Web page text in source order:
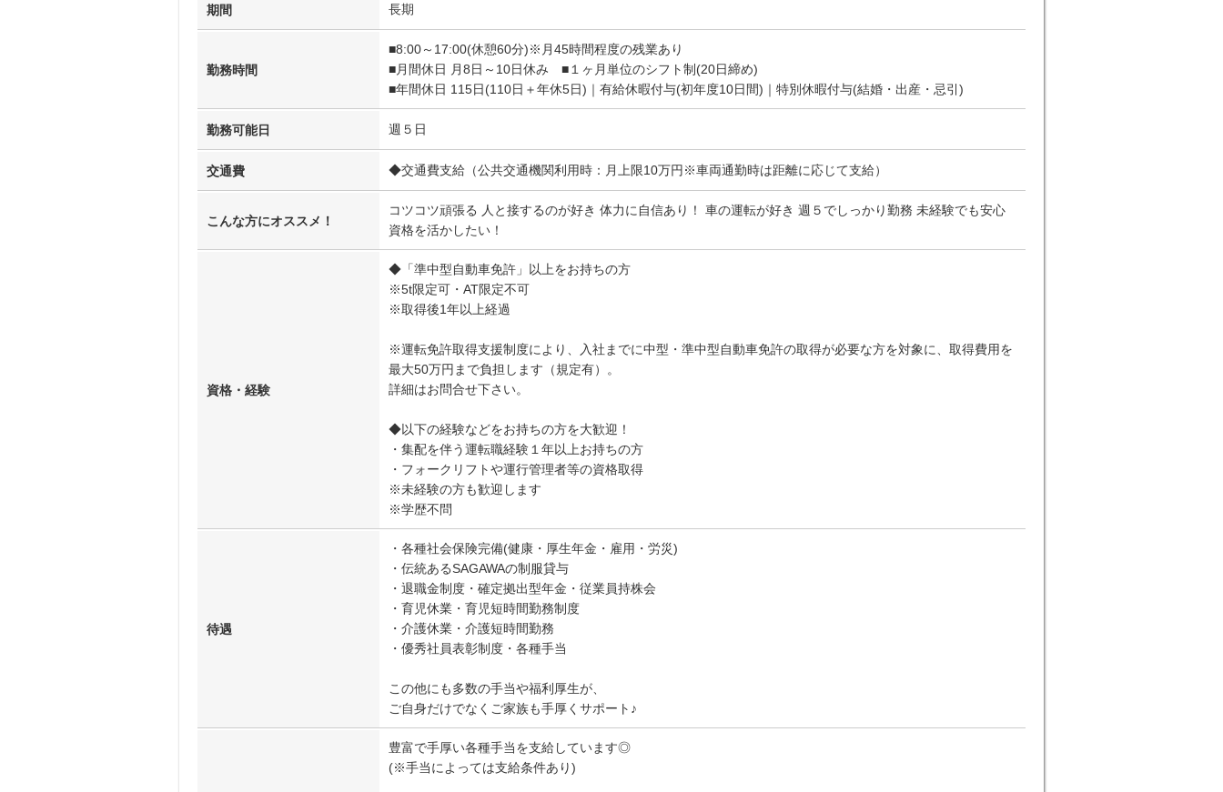
期間 長期
勤務時間
■8:00～17:00(休憩60分)※月45時間程度の残業あり
■月間休日 月8日～10日休み ■１ヶ月単位のシフト制(20日締め)
■年間休日 115日(110日＋年休5日)｜有給休暇付与(初年度10日間)｜特別休暇付与(結婚・出産・忌引)
勤務可能日 週５日
交通費 ◆交通費支給（公共交通機関利用時：月上限10万円※車両通勤時は距離に応じて支給）
こんな方にオススメ！
コツコツ頑張る 人と接するのが好き 体力に自信あり！ 車の運転が好き 週５でしっかり勤務 未経験でも安心
資格を活かしたい！
資格・経験
◆「準中型自動車免許」以上をお持ちの方
※5t限定可・AT限定不可
※取得後1年以上経過
※運転免許取得支援制度により、入社までに中型・準中型自動車免許の取得が必要な方を対象に、取得費用を
最大50万円まで負担します（規定有）。
詳細はお問合せ下さい。
◆以下の経験などをお持ちの方を大歓迎！
・集配を伴う運転職経験１年以上お持ちの方
・フォークリフトや運行管理者等の資格取得
※未経験の方も歓迎します
※学歴不問
待遇
・各種社会保険完備(健康・厚生年金・雇用・労災)
・伝統あるSAGAWAの制服貸与
・退職金制度・確定拠出型年金・従業員持株会
・育児休業・育児短時間勤務制度
・介護休業・介護短時間勤務
・優秀社員表彰制度・各種手当
この他にも多数の手当や福利厚生が、
ご自身だけでなくご家族も手厚くサポート♪
豊富で手厚い各種手当を支給しています◎
(※手当によっては支給条件あり)